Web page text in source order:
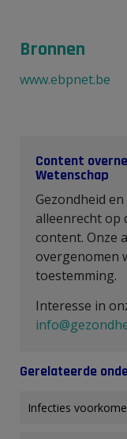
Bronnen
www.ebpnet.be
Content
Wetenschap
Gezondheid
alleenrecht op
content. Onze
overgenomen
toestemming.
Interesse in
Gerelateerde
Infecties